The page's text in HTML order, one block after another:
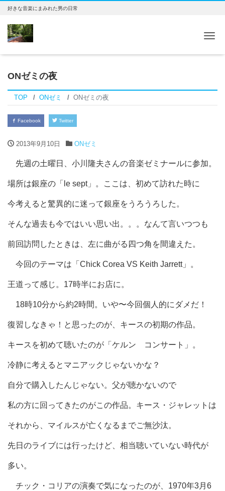
好きな音楽にまみれた男の日常
ONゼミの夜
TOP ONゼミ ONゼミの夜
Facebook Twitter
2013年9月10日 ONゼミ
先週の土曜日、小川隆夫さんの音楽ゼミナールに参加。
場所は銀座の「le sept」。ここは、初めて訪れた時に
今考えると驚異的に迷って銀座をうろうろした。
そんな過去も今ではいい思い出。。。なんて言いつつも
前回訪問したときは、左に曲がる四つ角を間違えた。
今回のテーマは「Chick Corea VS Keith Jarrett」。
王道って感じ。17時半にお店に。
18時10分から約2時間。いや〜今回個人的にダメだ！
復習しなきゃ！と思ったのが、キースの初期の作品。
キースを初めて聴いたのが「ケルン コンサート」。
冷静に考えるとマニアックじゃないかな？
自分で購入したんじゃない。父が聴かないので
私の方に回ってきたのがこの作品。キース・ジャレットは
それから、マイルスが亡くなるまでご無沙汰。
先日のライブには行ったけど、相当聴いていない時代が
多い。
チック・コリアの演奏で気になったのが、1970年3月6